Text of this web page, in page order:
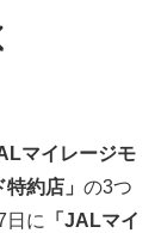
マイレージモ
約店」 の3つ
日に
「JALマイ